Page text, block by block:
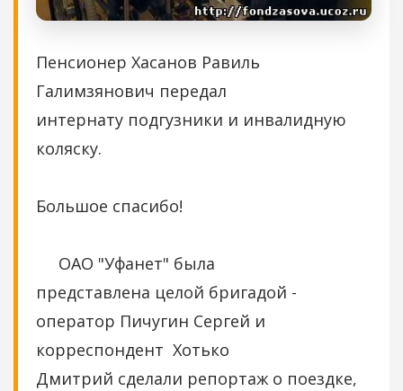
Пенсионер Хасанов Равиль
Галимзянович передал
интернату подгузники и инвалидную
коляску.
Большое спасибо!
ОАО "Уфанет" была
представлена целой бригадой -
оператор Пичугин Сергей и
корреспондент Хотько
Дмитрий сделали репортаж о поездке,